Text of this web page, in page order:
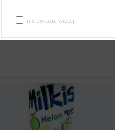
nie pokazuj więcej